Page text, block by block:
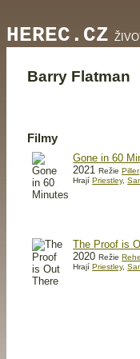
HEREC.CZ
Barry Flatman
Filmy
Gone in 60
2021RežiePiller
HrajíPriestley,
The Proof is
2020Režie
HrajíPriestley,